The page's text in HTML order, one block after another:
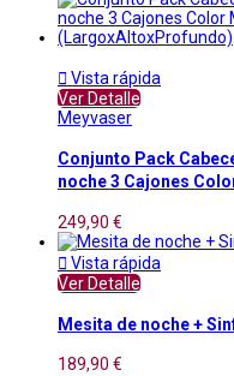
 Vista rápida
Ver Detalle
Meyvaser
Conjunto Pack
noche 3 Cajones
249,90 €
 Vista rápida
Ver Detalle
Mesita de noche +
189,90 €